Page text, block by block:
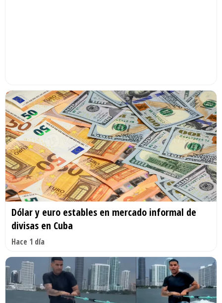
Dólar y euro estables en mercado informal de
divisas en Cuba
Hace 1 día